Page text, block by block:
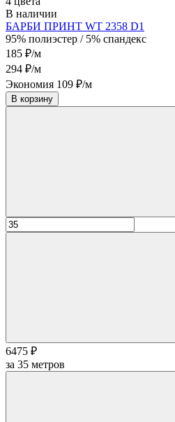
В наличии
БАРБИ ПРИНТ WT 2358 D1
95% полиэстер / 5% спандекс
185 ₽/м
294 ₽/м
Экономия 109 ₽/м
В корзину
6475 ₽
за 35 метров